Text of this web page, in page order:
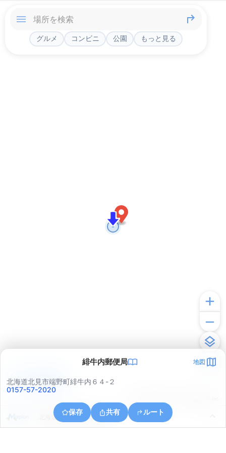
グルメ コンビニ 公園 もっと見る
緋牛内郵便局 地図
北海道北見市端野町緋牛内６４-２
0157-57-2020
保存 共有 ルート
北海道北見市端野町緋牛内
アプリで見る